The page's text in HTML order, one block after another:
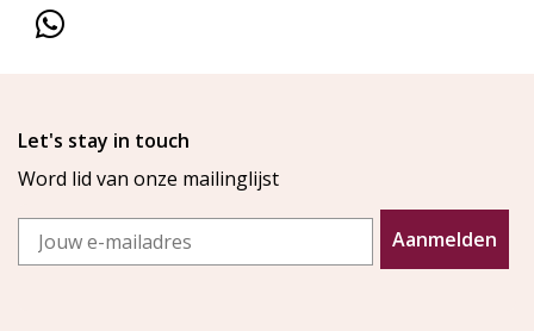
Let's stay in touch
Word lid van onze mailinglijst
Email
Aanmelden